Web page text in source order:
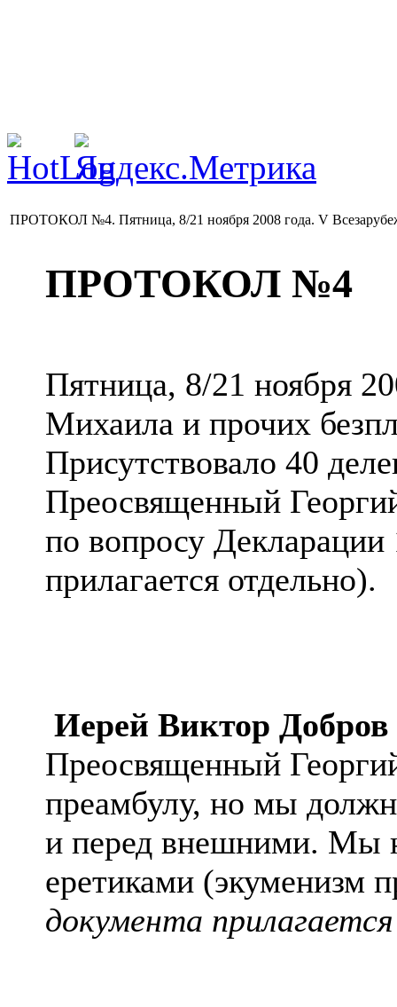
ПРОТОКОЛ №4. Пятница, 8/21 ноября 2008 года. V
ПРОТОКОЛ №4
Пятница, 8/21 ноября
Михаила и прочих
Присутствовало 40
Преосвященный
по вопросу Декларации
прилагается отдельно).
Иерей Виктор Добров
Преосвященный
преамбулу, но мы
и перед внешними. Мы
еретиками (экуменизм
документа